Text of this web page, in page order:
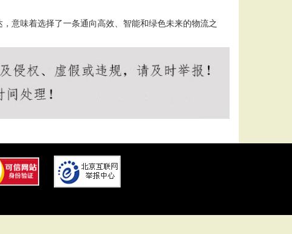
意味着选择了一条通向高效、智能和绿色未来的物流之